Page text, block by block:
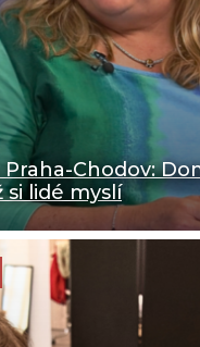
Chodov:
lidé myslí